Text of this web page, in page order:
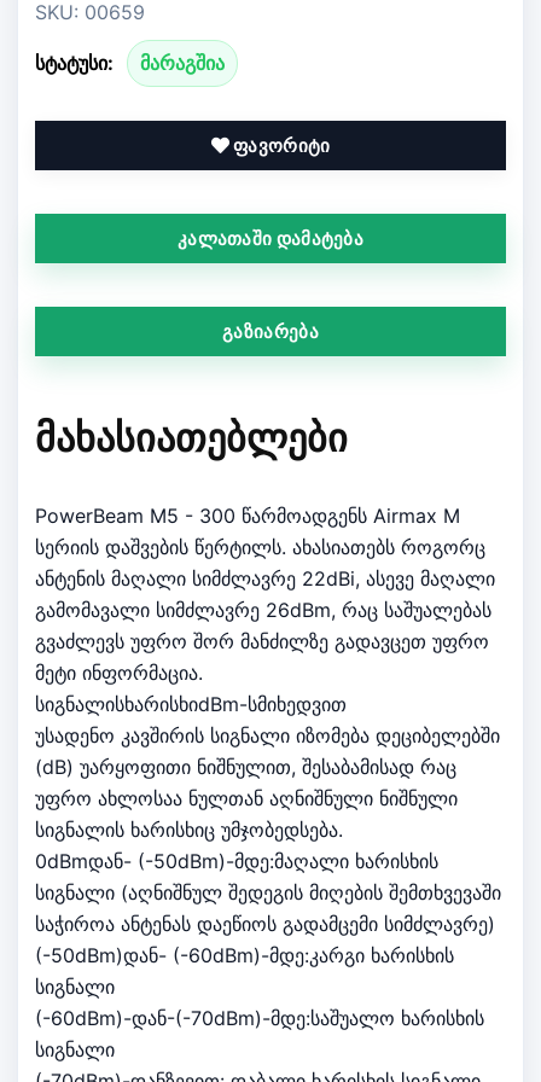
SKU: 00659
სტატუსი: მარაგშია
ფავორიტი
კალათაში დამატება
გაზიარება
ᲛᲐᲮᲐᲡᲘᲐᲗᲔᲑᲚᲔᲑᲘ
PowerBeam M5 - 300 წარმოადგენს Airmax M
სერიის დაშვების წერტილს. ახასიათებს როგორც
ანტენის მაღალი სიმძლავრე 22dBi, ასევე მაღალი
გამომავალი სიმძლავრე 26dBm, რაც საშუალებას
გვაძლევს უფრო შორ მანძილზე გადავცეთ უფრო
მეტი ინფორმაცია.
სიგნალისხარისხიdBm-სმიხედვით
უსადენო კავშირის სიგნალი იზომება დეციბელებში
(dB) უარყოფითი ნიშნულით, შესაბამისად რაც
უფრო ახლოსაა ნულთან აღნიშნული ნიშნული
სიგნალის ხარისხიც უმჯობედსება.
0dBmდან- (-50dBm)-მდე:მაღალი ხარისხის
სიგნალი (აღნიშნულ შედეგის მიღების შემთხვევაში
საჭიროა ანტენას დაეწიოს გადამცემი სიმძლავრე)
(-50dBm)დან- (-60dBm)-მდე:კარგი ხარისხის
სიგნალი
(-60dBm)-დან-(-70dBm)-მდე:საშუალო ხარისხის
სიგნალი